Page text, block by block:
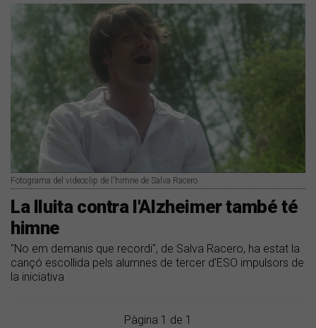
Fotograma del videoclip de l'himne de Salva Racero
La lluita contra l'Alzheimer també té
himne
"No em demanis que recordi", de Salva Racero, ha estat la
cançó escollida pels alumnes de tercer d'ESO impulsors de
la iniciativa
Pàgina 1 de 1